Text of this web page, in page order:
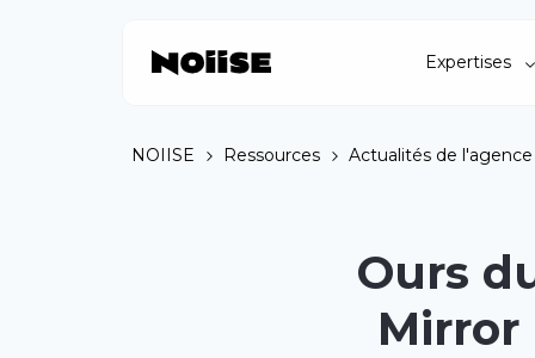
Expertises
NOIISE Ressources Actualités de l'agence
Ours
Mirror